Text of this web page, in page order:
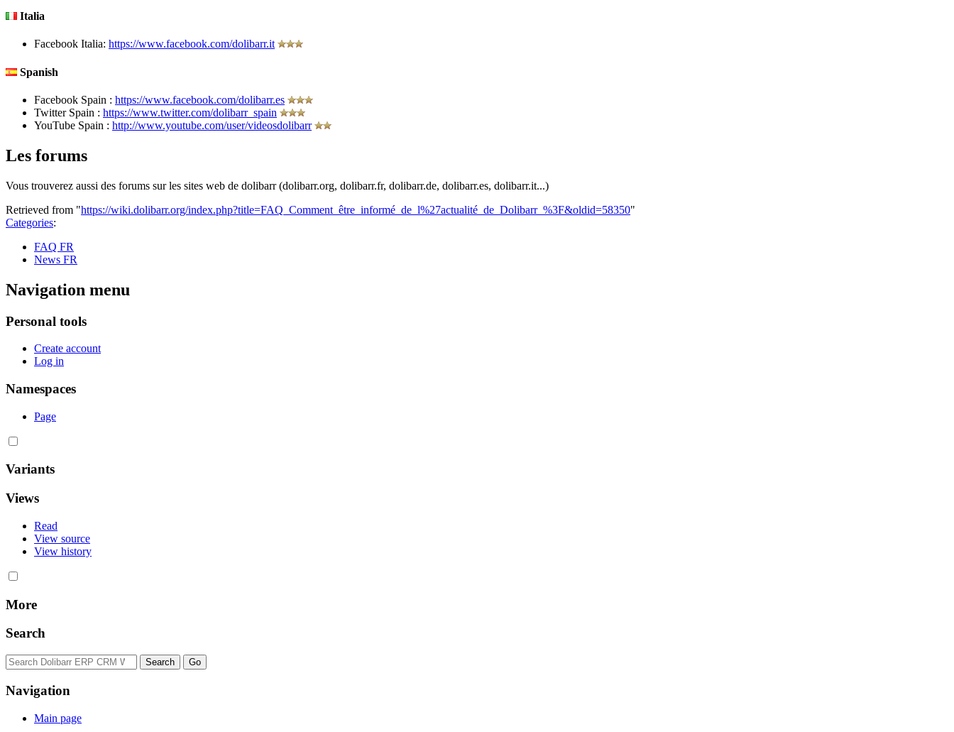
Italia
Facebook Italia: https://www.facebook.com/dolibarr.it
Spanish
Facebook Spain : https://www.facebook.com/dolibarr.es
Twitter Spain : https://www.twitter.com/dolibarr_spain
YouTube Spain : http://www.youtube.com/user/videosdolibarr
Les forums
Vous trouverez aussi des forums sur les sites web de dolibarr (dolibarr.org, dolibarr.fr, dolibarr.de, dolibarr.es, dolibarr.it...)
Retrieved from "https://wiki.dolibarr.org/index.php?title=FAQ_Comment_être_informé_de_l%27actualité_de_Dolibarr_%3F&oldid=58350"
Categories:
FAQ FR
News FR
Navigation menu
Personal tools
Create account
Log in
Namespaces
Page
Variants
Views
Read
View source
View history
More
Search
Navigation
Main page